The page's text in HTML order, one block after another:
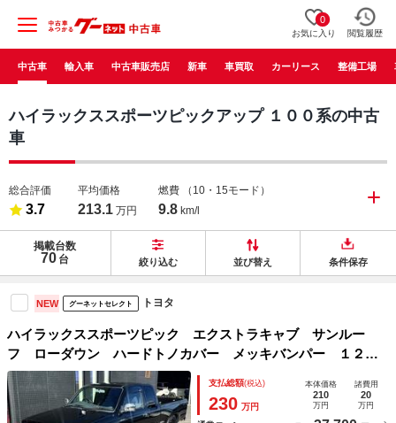
0
お気に入り 閲覧履歴
中古車 輸入車 中古車販売店 新車 車買取 カーリース 整備工場
ハイラックススポーツピックアップ １００系の中古
車
総合評価
3.7
平均価格
213.1 万円
燃費 （10・15モード）
9.8 km/l
掲載台数
70 台 絞り込む 並び替え 条件保存
NEW グーネットセレクト トヨタ
ハイラックススポーツピック エクストラキャブ サンルー
フ ローダウン ハードトノカバー メッキバンパー １２ヶ
月走行距離無制限故障保証付き
支払総額(税込)
230 万円
本体価格
210
万円
諸費用
20
万円